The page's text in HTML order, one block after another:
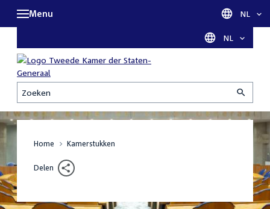
Taal selectie
NL
Zoeken
Menu Taal
NL
Home Kamerstukken
Delen